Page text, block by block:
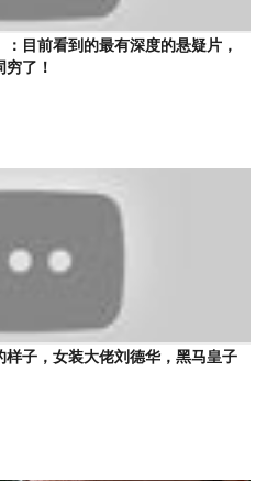
目前看到的最有深度的悬疑片，
了！
样子，女装大佬刘德华，黑马皇子